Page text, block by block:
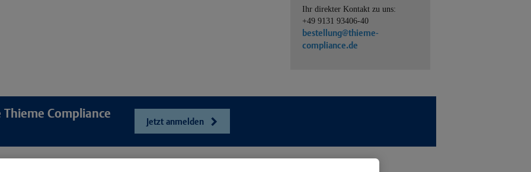
Ihr direkter Kontakt zu uns:
+49 9131 93406-40
bestellung@thieme-
compliance.de
Compliance
Jetzt anmelden